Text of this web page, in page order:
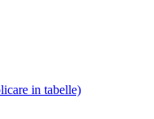
in tabelle)